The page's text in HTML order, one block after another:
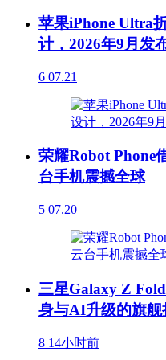
苹果iPhone Ultra
计，2026年9月发
6 07.21
荣耀Robot Phone
台手机震撼全球
5 07.20
三星Galaxy Z
身与AI升级的旗舰
8 14小时前